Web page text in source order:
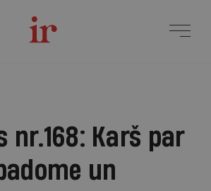
nr.168: Karš par
un